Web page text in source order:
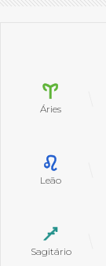
Áries
Leão
Sagitário